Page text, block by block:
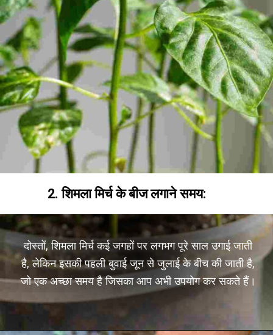
दोस्तों, शिमला मिर्च कई जगहों पर लगभग पूरे साल उगाई जाती
है, लेकिन इसकी पहली बुवाई जून से जुलाई के बीच की जाती है,
जो एक अच्छा समय है जिसका आप अभी उपयोग कर सकते हैं।
2. शिमला मिर्च के बीज लगाने समय: